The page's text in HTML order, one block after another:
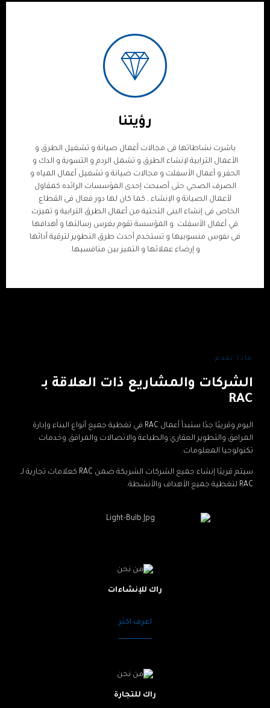
رؤيتنا
باشرت نشاطاتها فى مجالات أعمال صيانة و تشغيل الطرق و
الأعمال الترابية لإنشاء الطرق و تشمل الردم و التسوية و الدك و
الحفر و أعمال الأسفلت و مجالات صيانة و تشغيل أعمال المياه و
الصرف الصحي حتى أصبحت إحدى المؤسسات الرائده كمقاول
لأعمال الصيانة و الإنشاء , كما كان لها دور فعال فى القطاع
الخاص فى إنشاء البنى التحتية من أعمال الطرق الترابية و تميزت
في أعمال الأسفلت .و المؤسسة تقوم بغرس رسالتها و أهدافها
فى نفوس منسوبيها و تستخدم أحدث طرق التطوير لترقية أدائها
و إرضاء عملائها و التميز بين منافسيها.
مهمتنا
أن نكون فى المقدمة , بأن نكون الأكبر و الأفضل و الأكثر انتشاراً و
إعتبار أن تكون خدمتنا ذات جودة فائقة التقدم المستمر عن طريق
الإبداع ... ننفذ جميع الأفكار و لا نقتلها التطوير المستمر و عدم
الشعور بالرضا ما دامت هناك إمكانية للتجديد
اتصل بنا
ماذا نقدم
الشركات والمشاريع ذات العلاقة بـ
RAC
اليوم وقريبًا جدًا ستبدأ أعمال RAC في تغطية جميع أنواع البناء وإدارة
المرافق والتطوير العقاري والطباعة والاتصالات والمرافق وخدمات
تكنولوجيا المعلومات.
سيتم قريبًا إنشاء جميع الشركات الشريكة ضمن RAC كعلامات تجارية لـ
RAC لتغطية جميع الأهداف والأنشطة.
راك للإنشاءات
اعرف اكثر
راك للتجارة